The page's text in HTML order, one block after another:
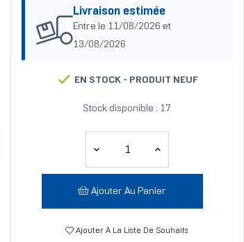
Livraison estimée
Entre le 11/08/2026 et
13/08/2026
EN STOCK - PRODUIT NEUF
Stock disponible : 17
Ajouter Au Panier
Ajouter À La Liste De Souhaits